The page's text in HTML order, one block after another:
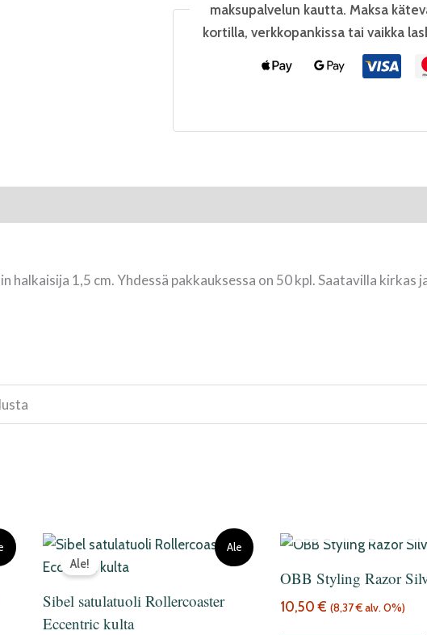
maksupalvelun kautta. Maksa
kortilla, verkkopankissa tai vaikka
halkaisija 1,5 cm. Yhdessä pakkauksessa on 50 kpl. Saatavilla kirkas
Ale
Ale!
Sibel satulatuoli Rollercoaster
Eccentric kulta
Alkuperäinen
hinta
oli:
315,00 €.
Nykyinen
270,00 €.
OBB Styling Razor
10,50€ (8,37€alv. 0%)